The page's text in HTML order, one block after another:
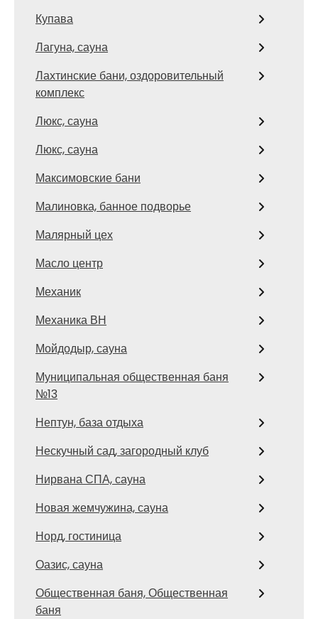
Купава
Лагуна, сауна
Лахтинские бани, оздоровительный
комплекс
Люкс, сауна
Люкс, сауна
Максимовские бани
Малиновка, банное подворье
Малярный цех
Масло центр
Механик
Механика ВН
Мойдодыр, сауна
Муниципальная общественная баня
№13
Нептун, база отдыха
Нескучный сад, загородный клуб
Нирвана СПА, сауна
Новая жемчужина, сауна
Норд, гостиница
Оазис, сауна
Общественная баня, Общественная
баня